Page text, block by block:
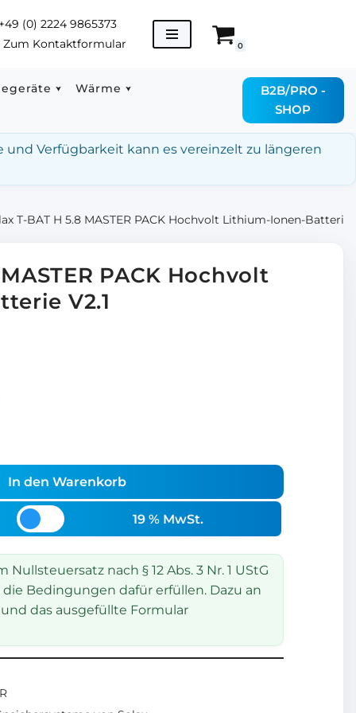
+49 (0) 2224 9865373
Zum Kontaktformular 0
Wärme
B2B/PRO -
SHOP
Verfügbarkeit kann es vereinzelt zu längeren
T-BAT H 5.8 MASTER PACK Hochvolt Lithium-Ionen-Batterie
PACK Hochvolt
V2.1
In den Warenkorb
19 % MwSt.
nach § 12 Abs. 3 Nr. 1 UStG
Bedingungen dafür erfüllen. Dazu an
das ausgefüllte Formular